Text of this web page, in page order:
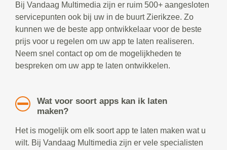
Bij Vandaag Multimedia zijn er ruim 500+ aangesloten
servicepunten ook bij uw in de buurt Zierikzee. Zo
kunnen we de beste app ontwikkelaar voor de beste
prijs voor u regelen om uw app te laten realiseren.
Neem snel contact op om de mogelijkheden te
bespreken om uw app te laten ontwikkelen.
Wat voor soort apps kan ik laten
maken?
Het is mogelijk om elk soort app te laten maken wat u
wilt. Bij Vandaag Multimedia zijn er vele specialisten